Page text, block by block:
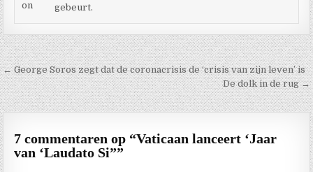
gebeurt.
Berichtnavigatie
← George Soros zegt dat de coronacrisis de ‘crisis van zijn leven’ is
De dolk in de rug →
7 commentaren op “Vaticaan lanceert ‘Jaar
van ‘Laudato Si””